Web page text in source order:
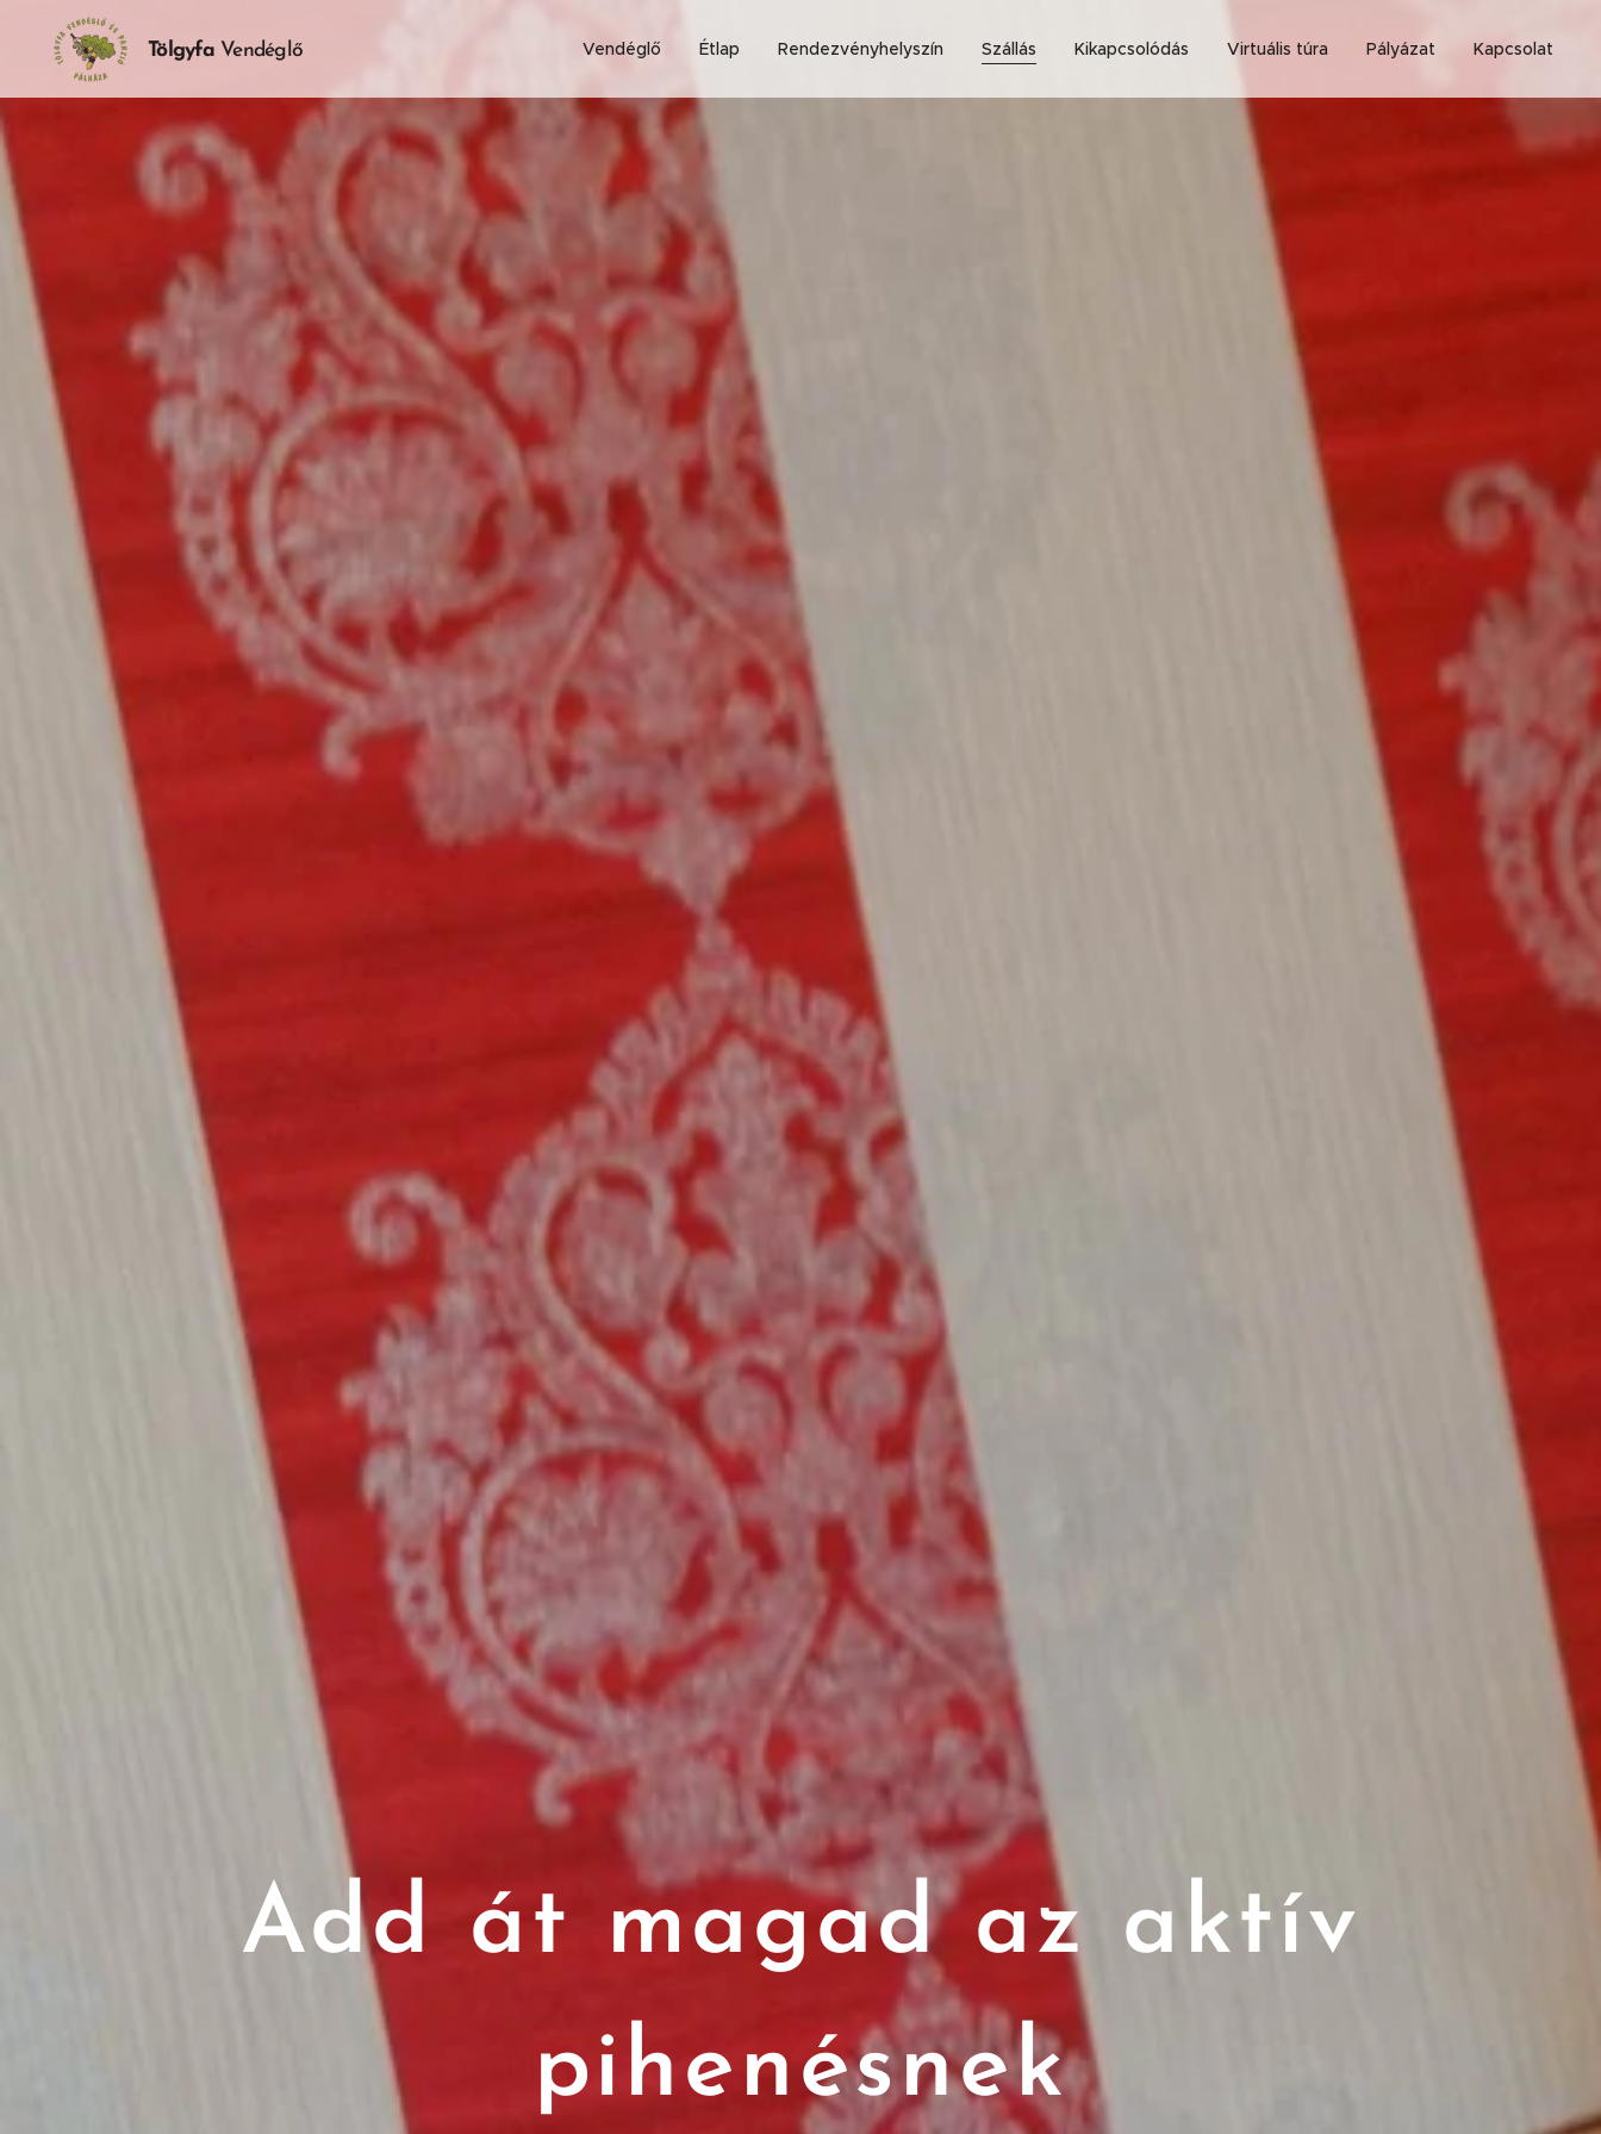
TölgyfaVendéglő Vendéglő Étlap Rendezvényhelyszín Szállás Kikapcsolódás Virtuális túra Pályázat Kapcsolat
Add át magad az aktív
pihenésnek